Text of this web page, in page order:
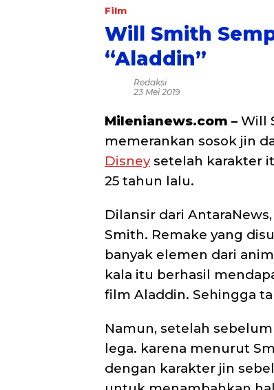
Film
Will Smith
“Aladdin”
Redaksi
23 Mei 2019
Milenianews.com – Will
memerankan sosok jin
Disneysetelah karakter
25 tahun lalu.
Dilansir dari
Smith. Remake yang
banyak elemen dari
kala itu berhasil
film Aladdin. Sehingga
Namun, setelah
lega. karena menurut
dengan karakter jin